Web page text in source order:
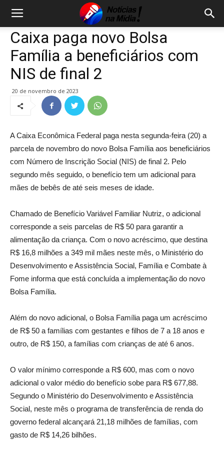
Caixa paga novo Bolsa
Família a beneficiários com
NIS de final 2
20 de novembro de 2023
A Caixa Econômica Federal paga nesta segunda-feira (20) a
parcela de novembro do novo Bolsa Família aos beneficiários
com Número de Inscrição Social (NIS) de final 2. Pelo
segundo mês seguido, o benefício tem um adicional para
mães de bebês de até seis meses de idade.
Chamado de Benefício Variável Familiar Nutriz, o adicional
corresponde a seis parcelas de R$ 50 para garantir a
alimentação da criança. Com o novo acréscimo, que destina
R$ 16,8 milhões a 349 mil mães neste mês, o Ministério do
Desenvolvimento e Assistência Social, Família e Combate à
Fome informa que está concluída a implementação do novo
Bolsa Família.
Além do novo adicional, o Bolsa Família paga um acréscimo
de R$ 50 a famílias com gestantes e filhos de 7 a 18 anos e
outro, de R$ 150, a famílias com crianças de até 6 anos.
O valor mínimo corresponde a R$ 600, mas com o novo
adicional o valor médio do benefício sobe para R$ 677,88.
Segundo o Ministério do Desenvolvimento e Assistência
Social, neste mês o programa de transferência de renda do
governo federal alcançará 21,18 milhões de famílias, com
gasto de R$ 14,26 bilhões.